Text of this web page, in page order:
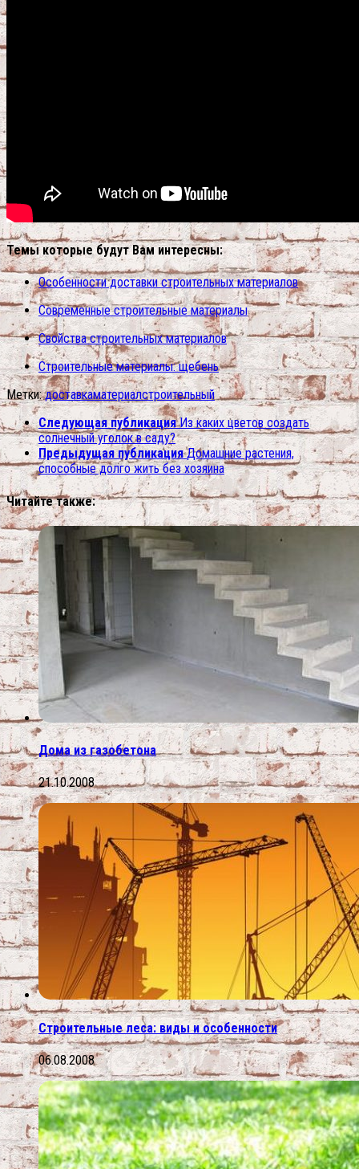
Темы которые будут Вам интересны:
Особенности доставки строительных материалов
Современные строительные материалы
Свойства строительных материалов
Строительные материалы: щебень
Метки: доставкаматериалстроительный
Следующая публикация Из каких цветов создать
солнечный уголок в саду?
Предыдущая публикация Домашние растения,
способные долго жить без хозяина
Читайте также:
Дома из газобетона
21.10.2008
Строительные леса: виды и особенности
06.08.2008